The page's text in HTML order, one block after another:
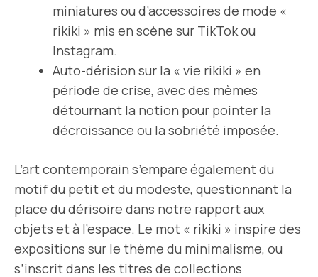
miniatures ou d’accessoires de mode «
rikiki » mis en scène sur TikTok ou
Instagram.
Auto-dérision sur la « vie rikiki » en
période de crise, avec des mèmes
détournant la notion pour pointer la
décroissance ou la sobriété imposée.
L’art contemporain s’empare également du
motif du petitet du modeste, questionnant la
place du dérisoire dans notre rapport aux
objets et à l’espace. Le mot « rikiki » inspire des
expositions sur le thème du minimalisme, ou
s’inscrit dans les titres de collections